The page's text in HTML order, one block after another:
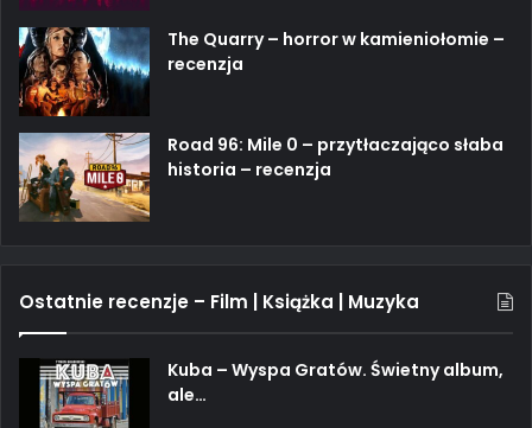
The Quarry – horror w kamieniołomie –
recenzja
Road 96: Mile 0 – przytłaczająco słaba
historia – recenzja
Ostatnie recenzje – Film | Książka | Muzyka
Kuba – Wyspa Gratów. Świetny album,
ale…